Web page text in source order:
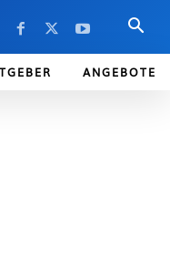
ANGEBOTE